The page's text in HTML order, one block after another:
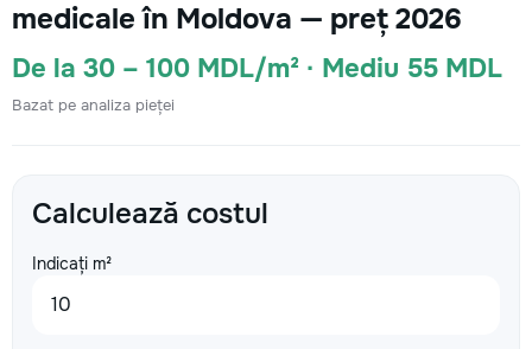
medicale în Moldova — preț 2026
De la 30 – 100 MDL/m² · Mediu 55 MDL
Bazat pe analiza pieței
Calculează costul
Indicați m²